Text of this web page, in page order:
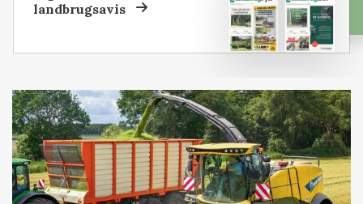
landbrugsavis